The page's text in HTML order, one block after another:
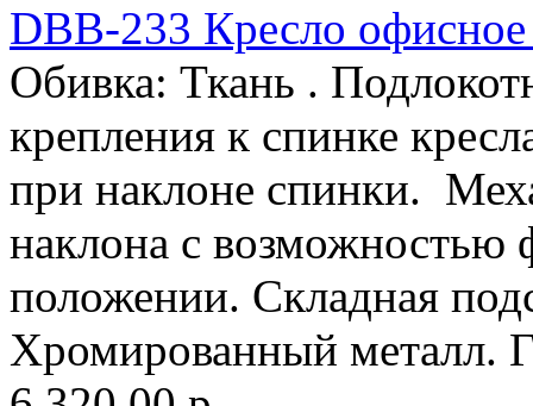
DBB-233 Кресло
Обивка: Ткань .
крепления к спинке
при наклоне спинки.
наклона с возможностью
положении. Складная
Хромированный металл.